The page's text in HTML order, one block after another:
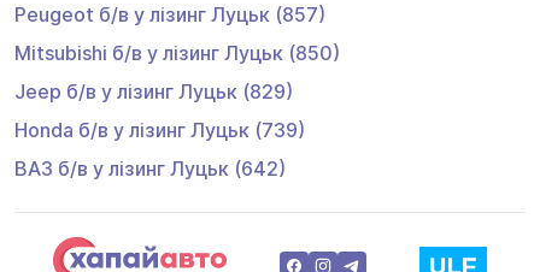
Peugeot б/в у лізинг Луцьк (857)
Mitsubishi б/в у лізинг Луцьк (850)
Jeep б/в у лізинг Луцьк (829)
Honda б/в у лізинг Луцьк (739)
ВАЗ б/в у лізинг Луцьк (642)